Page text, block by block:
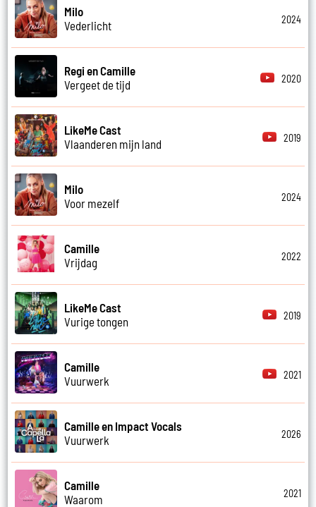
Milo
Vederlicht
2024
Regi en Camille
Vergeet de tijd
2020
LikeMe Cast
Vlaanderen mijn land
2019
Milo
Voor mezelf
2024
Camille
Vrijdag
2022
LikeMe Cast
Vurige tongen
2019
Camille
Vuurwerk
2021
Camille en Impact Vocals
Vuurwerk
2026
Camille
Waarom
2021